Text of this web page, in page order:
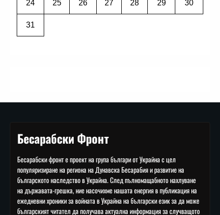
24 25 26 27 28 29 30
31
Бесарабски Фронт
Бесарабски фронт е проект на група българи от Украйна с цел
популяризиране на региона на Дунавска Бесарабия и развитие на
българското наследство в Украйна. След пълномащабното нахлуване
на държавата-грешка, ние насочихме нашата енергия в публикация на
ежедневни хроники за войната в Украйна на български език за да може
българският читател да получава актуална информация за случващото